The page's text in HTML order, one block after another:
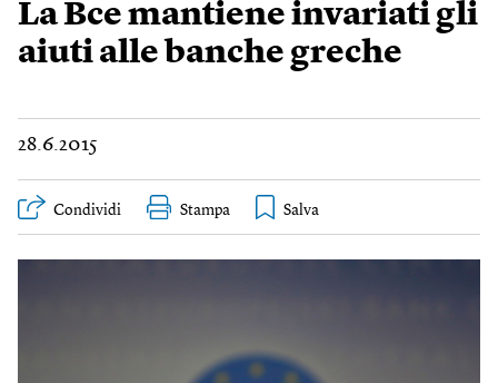
La Bce mantiene invariati gli
aiuti alle banche greche
28.6.2015
Condividi Stampa